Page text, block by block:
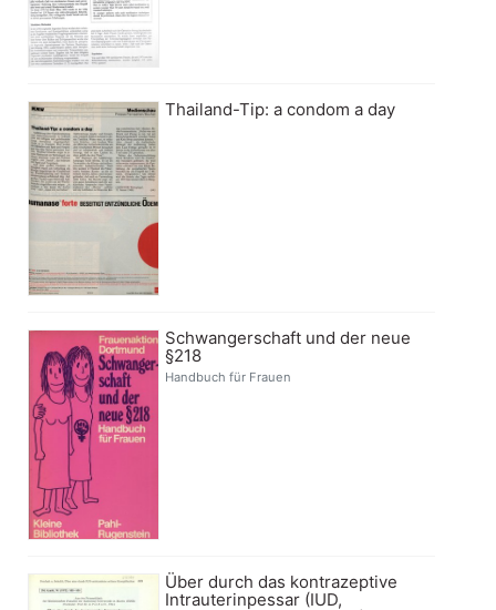
Thailand-Tip: a condom a day
Schwangerschaft und der neue
§218
Handbuch für Frauen
Über durch das kontrazeptive
Intrauterinpessar (IUD,